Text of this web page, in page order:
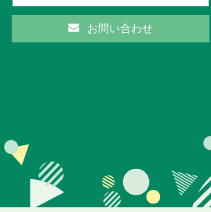
お問い合わせ